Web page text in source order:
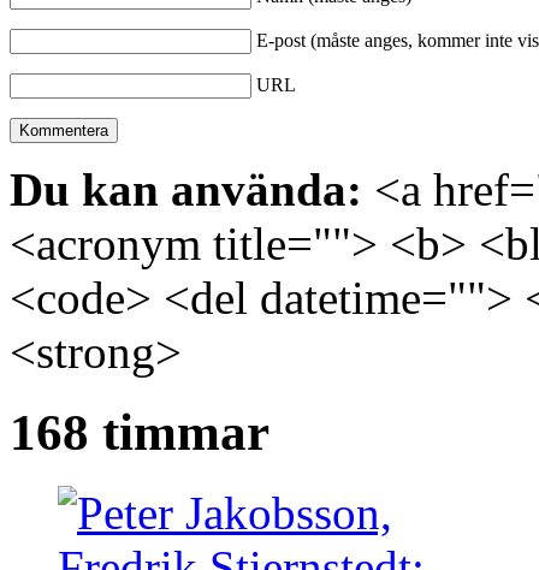
E-post (måste anges, kommer inte
URL
Du kan använda: <a
<acronym title=""> <b>
<code> <del
<strong>
168 timmar